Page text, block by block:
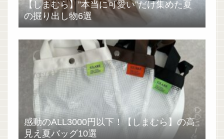
【しまむら】”本当に可愛い”だけ集めた夏
の掘り出し物6選
感動のALL3000円以下！【しまむら】の高
見え夏バッグ10選